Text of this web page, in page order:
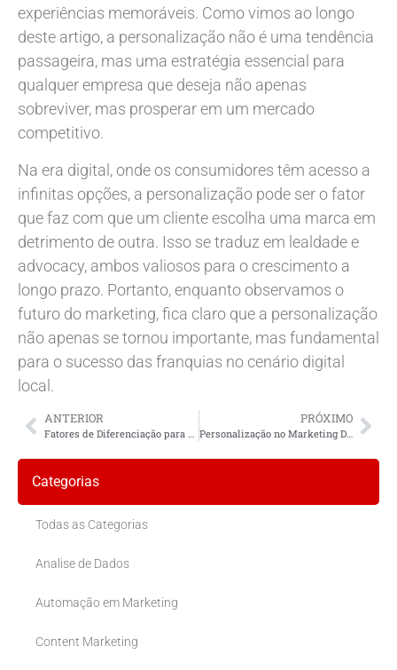
experiências memoráveis. Como vimos ao longo
deste artigo, a personalização não é uma tendência
passageira, mas uma estratégia essencial para
qualquer empresa que deseja não apenas
sobreviver, mas prosperar em um mercado
competitivo.
Na era digital, onde os consumidores têm acesso a
infinitas opções, a personalização pode ser o fator
que faz com que um cliente escolha uma marca em
detrimento de outra. Isso se traduz em lealdade e
advocacy, ambos valiosos para o crescimento a
longo prazo. Portanto, enquanto observamos o
futuro do marketing, fica claro que a personalização
não apenas se tornou importante, mas fundamental
para o sucesso das franquias no cenário digital
local.
ANTERIOR
Fatores de Diferenciação para Negócios Locais
PRÓXIMO
Personalização no Marketing Digital Local: Transformando Interações em Impacto
Categorias
Todas as Categorias
Analise de Dados
Automação em Marketing
Content Marketing